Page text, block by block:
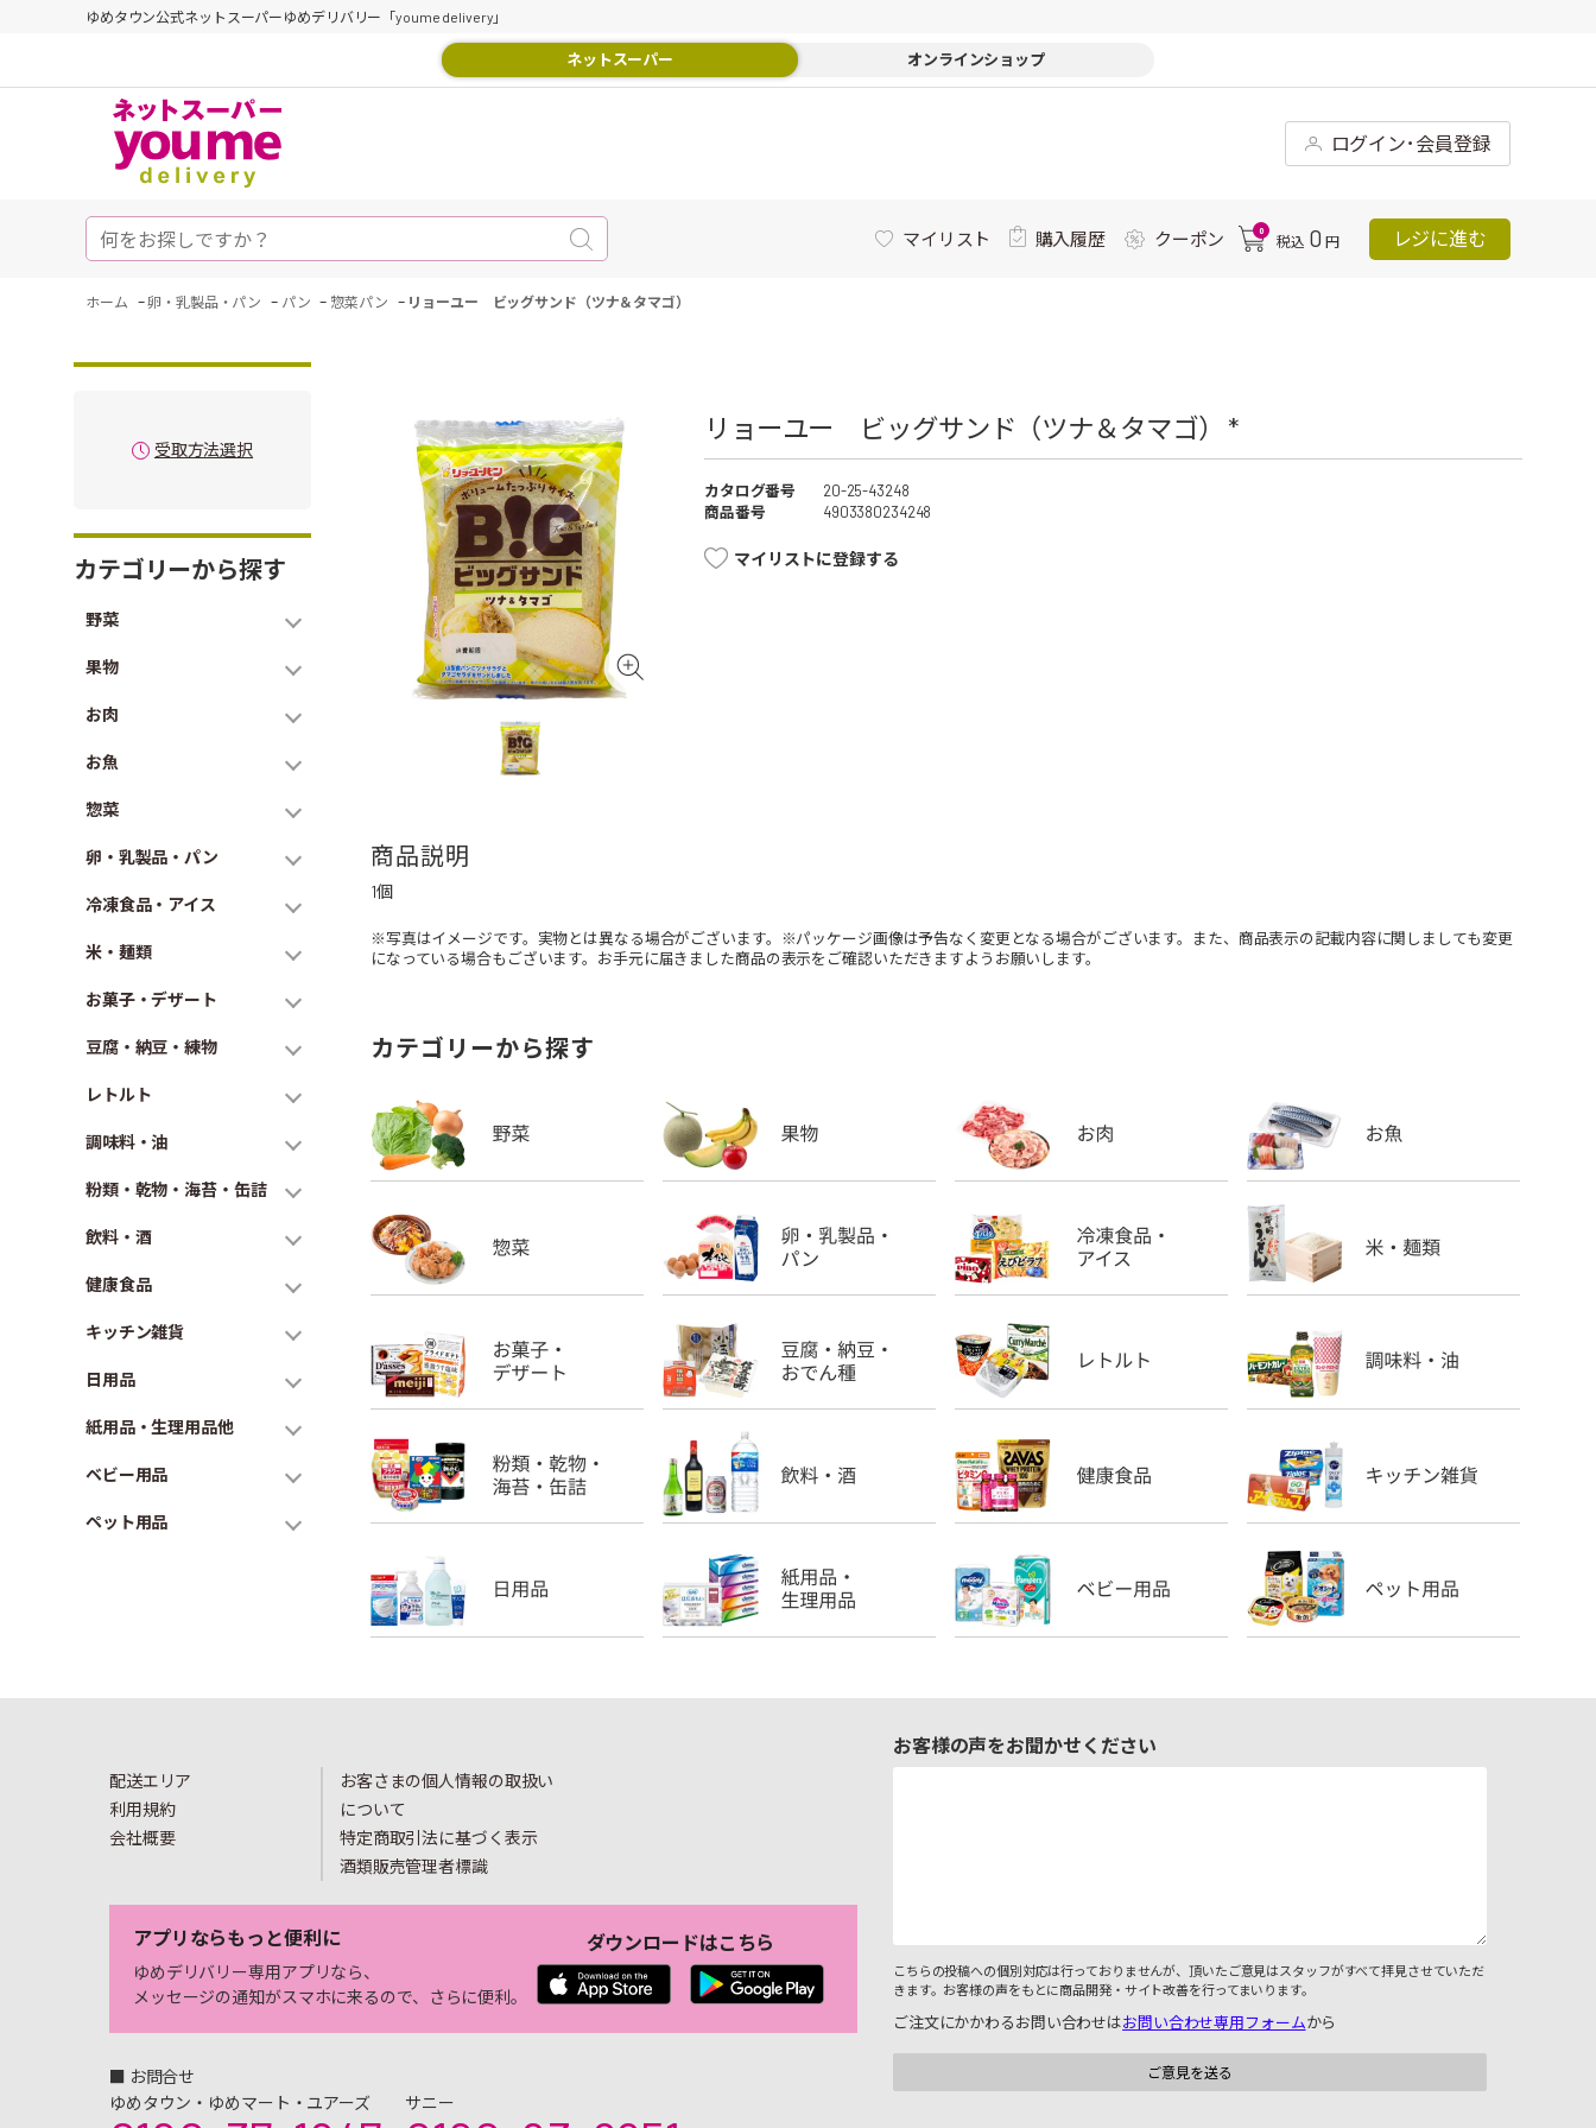
ゆめタウン公式ネットスーパーゆめデリバリー「youme delivery」
ネットスーパー オンラインショップ
ログイン･会員登録
マイリスト 購入履歴 クーポン 0
税込 0 円 レジに進む
ホーム -卵・乳製品・パン - パン - 惣菜パン - リョーユー ビッグサンド（ツナ＆タマゴ）
受取方法選択
カテゴリーから探す
野菜
果物
お肉
お魚
惣菜
卵・乳製品・パン
冷凍食品・アイス
米・麺類
お菓子・デザート
豆腐・納豆・練物
レトルト
調味料・油
粉類・乾物・海苔・缶詰
飲料・酒
健康食品
キッチン雑貨
日用品
紙用品・生理用品他
ベビー用品
ペット用品
リョーユー ビッグサンド（ツナ＆タマゴ） *
カタログ番号
20-25-43248
商品番号
4903380234248
マイリストに登録する
商品説明
1個
※写真はイメージです。実物とは異なる場合がございます。※パッケージ画像は予告なく変更となる場合がございます。また、商品表示の記載内容に関しましても変更
になっている場合もございます。お手元に届きました商品の表示をご確認いただきますようお願いします。
カテゴリーから探す
配送エリア
利用規約
会社概要
お客さまの個人情報の取扱い
について
特定商取引法に基づく表示
酒類販売管理者標識
アプリならもっと便利に
ゆめデリバリー専用アプリなら、
メッセージの通知がスマホに来るので、さらに便利。
ダウンロードはこちら
■ お問合せ
ゆめタウン・ゆめマート・ユアーズ
サニー
お客様の声をお聞かせください
こちらの投稿への個別対応は行っておりませんが、頂いたご意見はスタッフがすべて拝見させていただ
きます。お客様の声をもとに商品開発・サイト改善を行ってまいります。
ご注文にかかわるお問い合わせはお問い合わせ専用フォームから